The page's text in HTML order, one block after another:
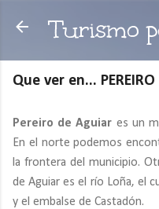
Ir al
Turismo
Que ver en... PEREIRO
Pereiro de Aguiar es un
En el norte podemos
la frontera del municipio.
de Aguiar es el río Loña, el
y el embalse de Castadón.